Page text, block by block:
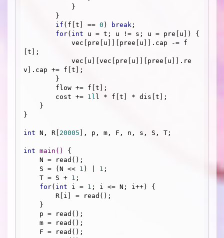
if (f[t] == 0 ) break ;
for( int u = t; u != s; u = pre[u]) {
[t];
v].cap += f[t];
        cost +=
1l l * f[t] * dis[t];
}
int N, R[ 20005 ], p, m, F, n, s, S, T;
int main ()
{
    S = (N <<
1 ) | 1 ;
    T = S +
1 ;
for( int i = 1 ; i <= N; i++) {